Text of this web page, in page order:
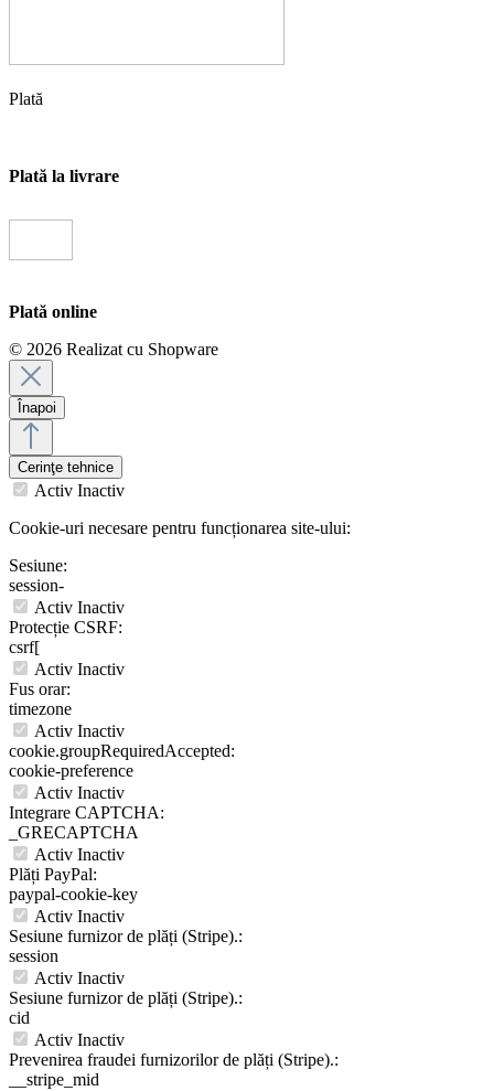
Plată
Plată la livrare
Plată online
© 2026 Realizat cu Shopware
Înapoi
Cerinţe tehnice
Activ Inactiv
Cookie-uri necesare pentru funcționarea site-ului:
Sesiune:
session-
Activ Inactiv
Protecție CSRF:
csrf[
Activ Inactiv
Fus orar:
timezone
Activ Inactiv
cookie.groupRequiredAccepted:
cookie-preference
Activ Inactiv
Integrare CAPTCHA:
_GRECAPTCHA
Activ Inactiv
Plăți PayPal:
paypal-cookie-key
Activ Inactiv
Sesiune furnizor de plăți (Stripe).:
session
Activ Inactiv
Sesiune furnizor de plăți (Stripe).:
cid
Activ Inactiv
Prevenirea fraudei furnizorilor de plăți (Stripe).:
__stripe_mid